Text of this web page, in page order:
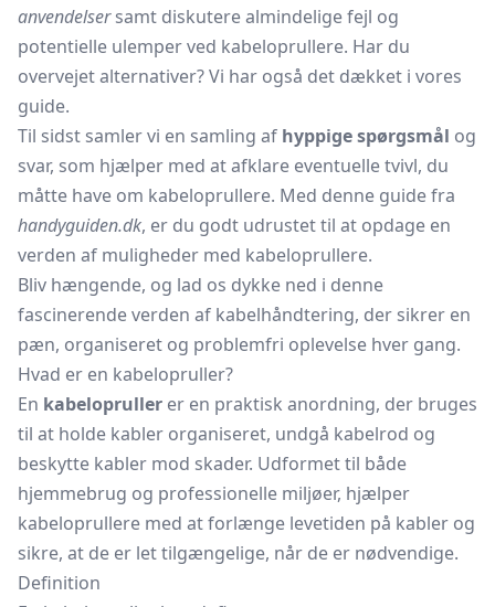
anvendelsersamt diskutere almindelige fejl og
potentielle ulemper ved kabeloprullere. Har du
overvejet alternativer? Vi har også det dækket i vores
guide.
Til sidst samler vi en samling af hyppige spørgsmål og
svar, som hjælper med at afklare eventuelle tvivl, du
måtte have om kabeloprullere. Med denne guide fra
handyguiden.dk, er du godt udrustet til at opdage en
verden af muligheder med kabeloprullere.
Bliv hængende, og lad os dykke ned i denne
fascinerende verden af kabelhåndtering, der sikrer en
pæn, organiseret og problemfri oplevelse hver gang.
Hvad er en kabelopruller?
En kabelopruller er en praktisk anordning, der bruges
til at holde kabler organiseret, undgå kabelrod og
beskytte kabler mod skader. Udformet til både
hjemmebrug og professionelle miljøer, hjælper
kabeloprullere med at forlænge levetiden på kabler og
sikre, at de er let tilgængelige, når de er nødvendige.
Definition